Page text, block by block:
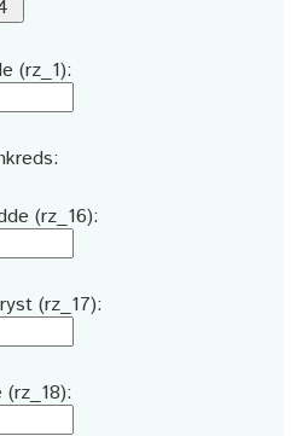
(rz_1):
(rz_16):
(rz_17):
(rz_18):